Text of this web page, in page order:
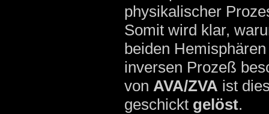
physikalischer
Somit wird klar,
beiden
inversen Prozeß
von AVA/ZVA ist
geschickt gelöst.